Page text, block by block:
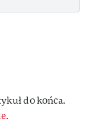
do końca.